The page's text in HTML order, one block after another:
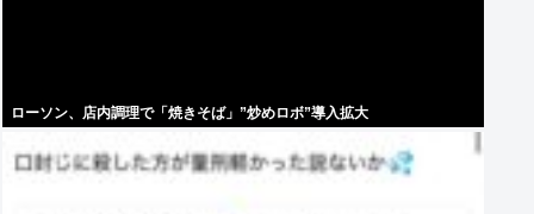
ローソン、店内調理で「焼きそば」”炒めロボ”導入拡大